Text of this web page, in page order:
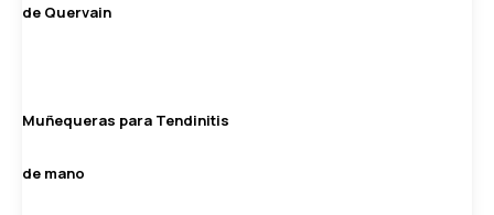
de Quervain
Muñequeras para Tendinitis
de mano